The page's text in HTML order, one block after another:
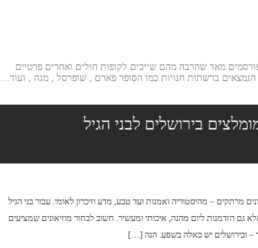
מאד שהרבה מהם שייכים לקופות חולים ואחרים פרטיים
ברשתות חנויות כמו הסופר פארם , שופרסל , מגה , ועוד…
בירושלים לבני הגיל
מרתקים – מהיסטוריה ואמנות ועד טבע, מדע וזיכרון לאומי. עבור בני הגיל
גם הזדמנות ליום מהנה, איכותי ומעשיר. חשוב לבחור מוזיאונים שמציעים
– ובירושלים יש כאלה בשפע. הנה […]